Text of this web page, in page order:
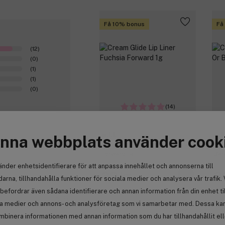
webbplats använder
enhetsidentifierare för att anpassa innehållet och annonserna till
tillhandahålla funktioner för sociala medier och analysera vår trafik.
även sådana identifierare och annan information från din enhet
medier och annons- och analysföretag som vi samarbetar med. Dessa
informationen med annan information som du har tillhandahållit
Få 10% bonus
(14)
Cream Glide Lip Liner Fuchsia
39 kr
Få 10% bonus Få
(12)
(0)
(1)
(1)
(0)